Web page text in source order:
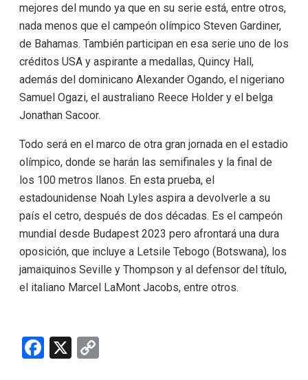
mejores del mundo ya que en su serie está, entre otros,
nada menos que el campeón olímpico Steven Gardiner,
de Bahamas. También participan en esa serie uno de los
créditos USA y aspirante a medallas, Quincy Hall,
además del dominicano Alexander Ogando, el nigeriano
Samuel Ogazi, el australiano Reece Holder y el belga
Jonathan Sacoor.
Todo será en el marco de otra gran jornada en el estadio
olímpico, donde se harán las semifinales y la final de
los 100 metros llanos. En esta prueba, el
estadounidense Noah Lyles aspira a devolverle a su
país el cetro, después de dos décadas. Es el campeón
mundial desde Budapest 2023 pero afrontará una dura
oposición, que incluye a Letsile Tebogo (Botswana), los
jamaiquinos Seville y Thompson y al defensor del título,
el italiano Marcel LaMont Jacobs, entre otros.
F X C